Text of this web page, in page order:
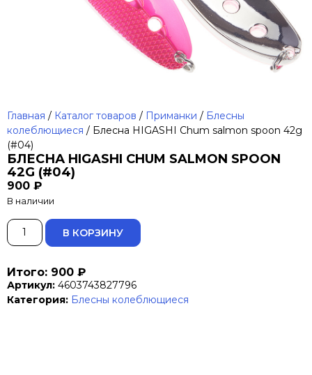
Главная / Каталог товаров / Приманки / Блесны
колеблющиеся / Блесна HIGASHI Chum salmon spoon 42g
(#04)
БЛЕСНА HIGASHI CHUM SALMON SPOON
42G (#04)
900 ₽
В наличии
В КОРЗИНУ ALTERNATIVE:
Итого: 900 ₽
Артикул: 4603743827796
Категория: Блесны колеблющиеся